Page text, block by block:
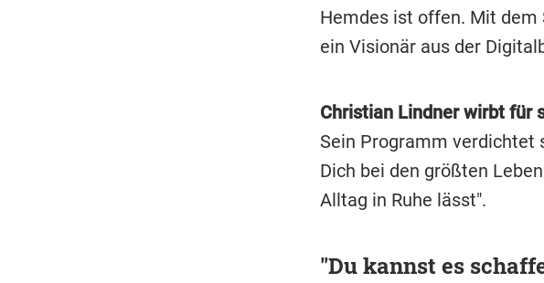
Hemdes ist offen. Mit dem
ein Visionär aus der
Christian Lindner wirbt für
Sein Programm verdichtet
Dich bei den größten
Alltag in Ruhe lässt".
"Du kannst es